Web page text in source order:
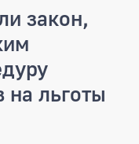
закон,
на льготы